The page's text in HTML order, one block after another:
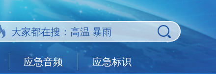
应急音频 应急标识